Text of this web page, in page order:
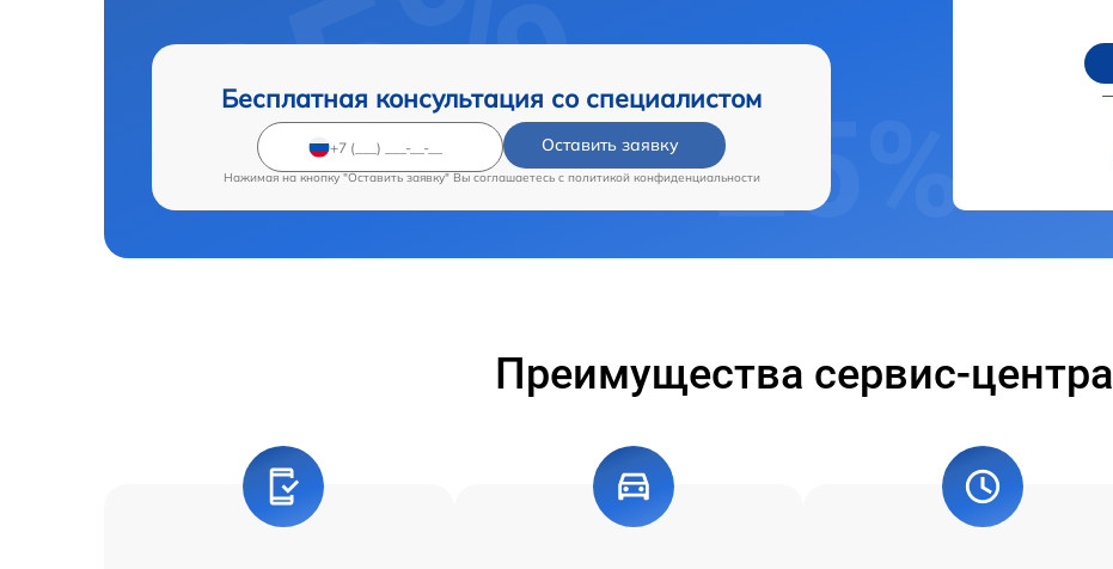
Бесплатная консультация со специалистом
Оставить заявку
Нажимая на кнопку "Оставить заявку" Вы соглашаетесь c политикой конфиденциальности
Преимущества сервис-центра